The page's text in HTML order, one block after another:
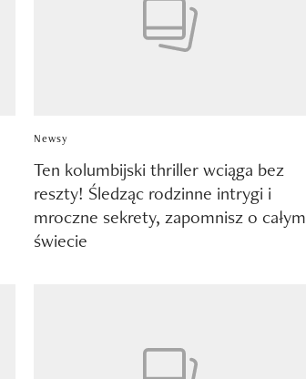
Newsy
Ten kolumbijski thriller wciąga bez
reszty! Śledząc rodzinne intrygi i
mroczne sekrety, zapomnisz o całym
świecie